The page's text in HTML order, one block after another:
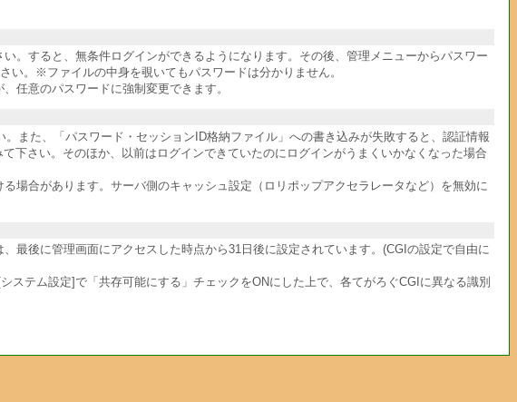
。すると、無条件ログインができるようになります。その後、管理メニューからパスワー
い。※ファイルの中身を覗いてもパスワードは分かりません。
任意のパスワードに強制変更できます。
また、「パスワード・セッションID格納ファイル」への書き込みが失敗すると、認証情報
下さい。そのほか、以前はログインできていたのにログインがうまくいかなくなった場合
場合があります。サーバ側のキャッシュ設定（ロリポップアクセラレータなど）を無効に
最後に管理画面にアクセスした時点から31日後に設定されています。(CGIの設定で自由に
テム設定]で「共存可能にする」チェックをONにした上で、各てがろぐCGIに異なる識別